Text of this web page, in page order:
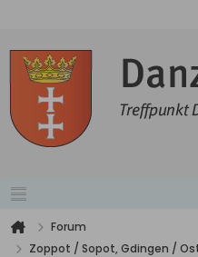
Forum
Zoppot / Sopot, Gdingen /